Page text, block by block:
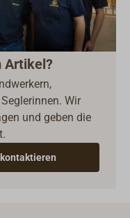
Artikel?
Wir
und geben die